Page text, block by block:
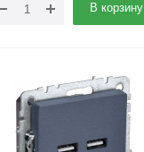
В корзину